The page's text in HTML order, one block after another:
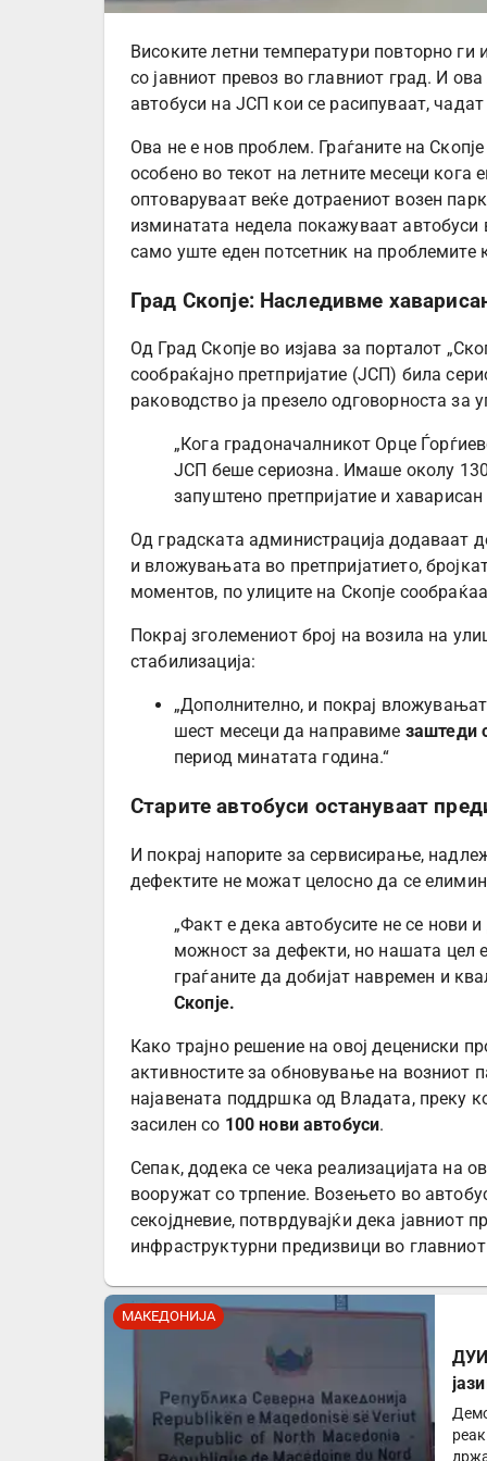
Високите летни температури повторно
со јавниот превоз во главниот град. И
автобуси на ЈСП кои се расипуваат,
Ова не е нов проблем. Граѓаните на
особено во текот на летните месеци кога
оптоваруваат веќе дотраениот возен
изминатата недела покажуваат
само уште еден потсетник на проблемите
Град Скопје: Наследивме
Од Град Скопје во изјава за порталот
сообраќајно претпријатие (ЈСП) била
раководство ја презело одговорноста за
„Кога градоначалникот Орце
ЈСП беше сериозна. Имаше околу
запуштено претпријатие и хаварисан
Од градската администрација додаваат
и вложувањата во претпријатието,
моментов, по улиците на Скопје
Покрај зголемениот број на возила на
стабилизација:
„Дополнително, и покрај
шест месеци да направиме заштеди
период минатата година.“
Старите автобуси остануваат
И покрај напорите за сервисирање,
дефектите не можат целосно да се
„Факт е дека автобусите не се нови
можност за дефекти, но нашата цел
граѓаните да добијат навремен и
Скопје.
Како трајно решение на овој децениски
активностите за обновување на возниот
најавената поддршка од Владата, преку
засилен со 100 нови автобуси.
Сепак, додека се чека реализацијата на
вооружат со трпение. Возењето во
секојдневие, потврдувајќи дека јавниот
инфраструктурни предизвици во
МАКЕДОНИЈА
ДУИ